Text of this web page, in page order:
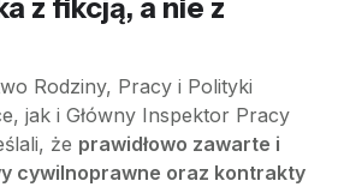
z fikcją, a nie z
Rodziny, Pracy i Polityki
jak i Główny Inspektor Pracy
że prawidłowo zawarte i
cywilnoprawne oraz kontrakty